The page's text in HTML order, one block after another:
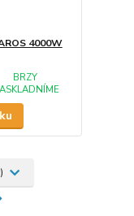
4000W
BRZY